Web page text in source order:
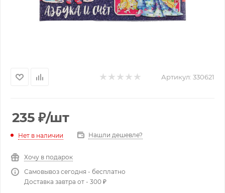
Артикул: 330621
235 ₽/шт
Нет в наличии Нашли дешевле?
Хочу в подарок
Самовывоз сегодня - бесплатно
Доставка завтра от - 300 ₽